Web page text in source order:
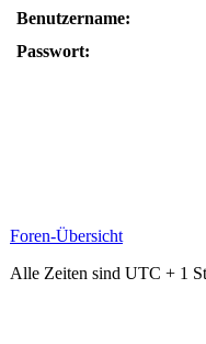
Benutzername:
Passwort:
Foren-Übersicht
Alle Zeiten sind UTC + 1